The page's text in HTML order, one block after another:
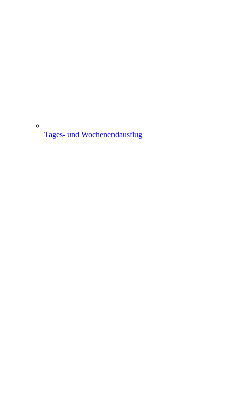
Tages- und Wochenendausflug